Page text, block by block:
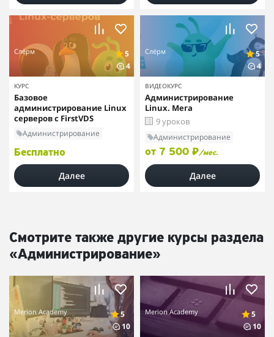
Слёрм
5
4
КУРС
Базовое
администрирование Linux
серверов с FirstVDS
Администрирование
Бесплатно
Далее
Слёрм
5
4
ВИДЕОКУРС
Администрирование
Linux. Мега
9 уроков
Администрирование
от 7 500 ₽/мес.
Далее
Смотрите также другие курсы раздела
«Администрирование»
Merion Academy
5
10
Merion Academy
5
10